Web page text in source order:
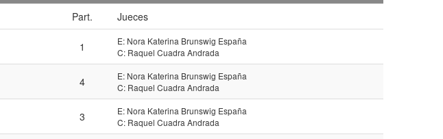
Part. Jueces
1
E: Nora Katerina Brunswig España
C: Raquel Cuadra Andrada
4
E: Nora Katerina Brunswig España
C: Raquel Cuadra Andrada
3
E: Nora Katerina Brunswig España
C: Raquel Cuadra Andrada